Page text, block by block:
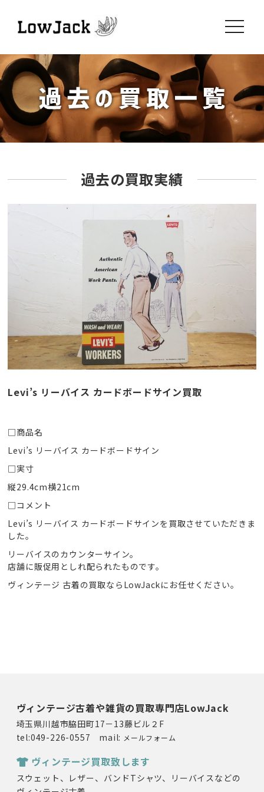
toggle
過去の買取実績
Levi’s リーバイス カードボードサイン買取
□商品名
Levi’s リーバイス カードボードサイン
□実寸
縦29.4cm横21cm
□コメント
Levi’s リーバイス カードボードサインを買取させていただきま
した。
リーバイスのカウンターサイン。
店舗に販促用としれ配られたものです。
ヴィンテージ 古着の買取ならLowJackにお任せください。
ヴィンテージ古着や雑貨の買取専門店LowJack
埼玉県川越市脇田町17－13藤ビル２F
tel:049-226-0557 mail: メールフォーム
ヴィンテージ買取致します
スウェット、レザー、バンドTシャツ、リーバイスなどの